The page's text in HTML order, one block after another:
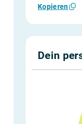
Kopieren
Dein